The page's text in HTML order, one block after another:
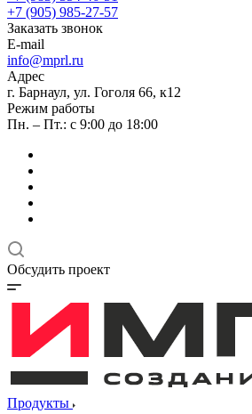
+7 (905) 985-27-57
Заказать звонок
E-mail
info@mprl.ru
Адрес
г. Барнаул, ул. Гоголя 66, к12
Режим работы
Пн. – Пт.: с 9:00 до 18:00
Обсудить проект
Продукты